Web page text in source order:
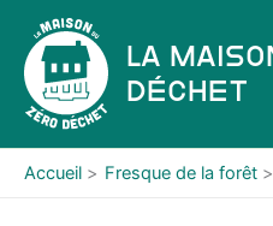
contenu
La
Déchet
Accueil Fresque de la forêt